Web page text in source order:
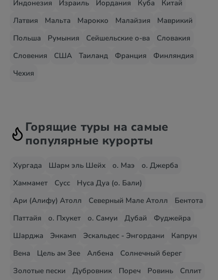
Индонезия Израиль Иордания Куба
Китай
Латвия
Мальта Марокко Малайзия
Маврикий
Польша
Румыния Сейшельские о-ва
Словакия
Словения
США Таиланд Франция
Финляндия
Чехия
Горящие туры на самые
популярные курорты
Хургада Шарм эль Шейх о. Маэ
о. Джерба
Хаммамет
Сусс
Нуса Дуа (о. Бали)
Ари (Алифу) Атолл
Северный Мале Атолл
Бентота
Паттайя
о. Пхукет о. Самуи Дубай
Фуджейра
Шарджа
Энкамп Эскальдес - Энгордани
Капрун
Вена
Цель ам Зее Албена
Солнечный берег
Золотые пески
Дубровник Пореч Ровинь
Сплит